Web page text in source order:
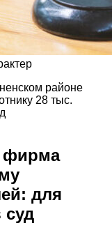
районе
28 тыс.
фирма
для
суд